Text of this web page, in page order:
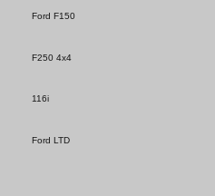
Ford F150
F250 4x4
116i
Ford LTD